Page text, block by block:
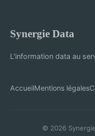
Synergie Data
L'information data au
AccueilMentions légales
© 2026